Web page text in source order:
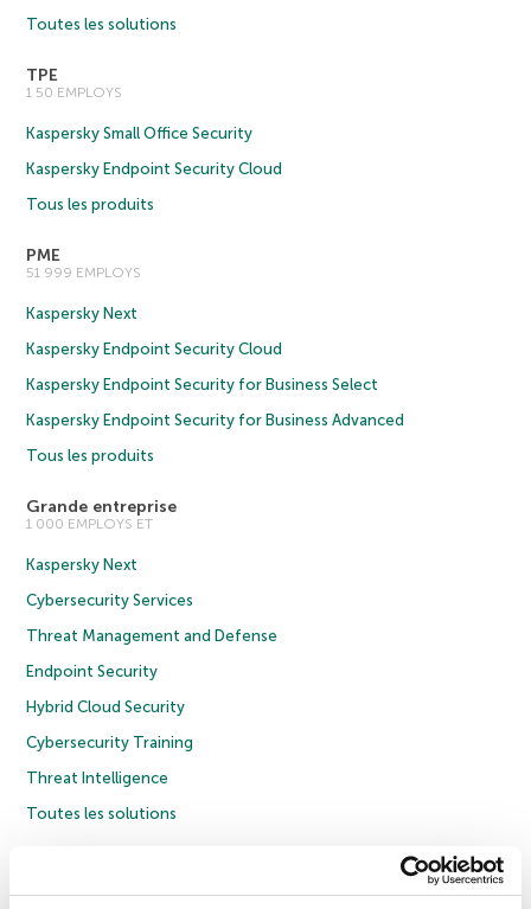
Toutes les solutions
TPE
1 50 EMPLOYS
Kaspersky Small Office Security
Kaspersky Endpoint Security Cloud
Tous les produits
PME
51 999 EMPLOYS
Kaspersky Next
Kaspersky Endpoint Security Cloud
Kaspersky Endpoint Security for Business Select
Kaspersky Endpoint Security for Business Advanced
Tous les produits
Grande entreprise
1 000 EMPLOYS ET
Kaspersky Next
Cybersecurity Services
Threat Management and Defense
Endpoint Security
Hybrid Cloud Security
Cybersecurity Training
Threat Intelligence
Toutes les solutions
Politique de confidentialité